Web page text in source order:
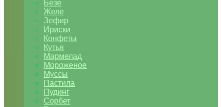
Безе
Желе
Зефир
Ириски
Конфеты
Кутья
Мармелад
Мороженое
Муссы
Пастила
Пудинг
Сорбет